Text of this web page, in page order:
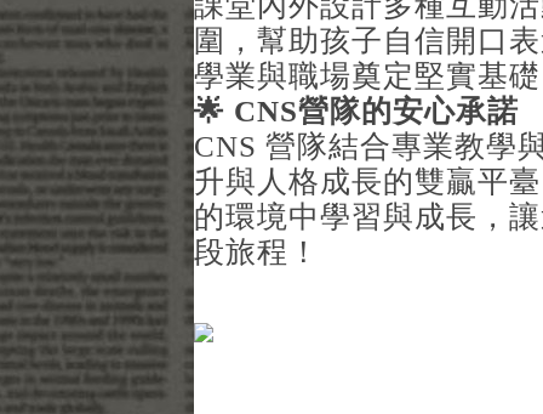
圍，幫助孩子自信開口
學業與職場奠定堅實基
🌟 CNS營隊的安心承諾
CNS 營隊結合專業教學
升與人格成長的雙贏平
的環境中學習與成長，
段旅程！